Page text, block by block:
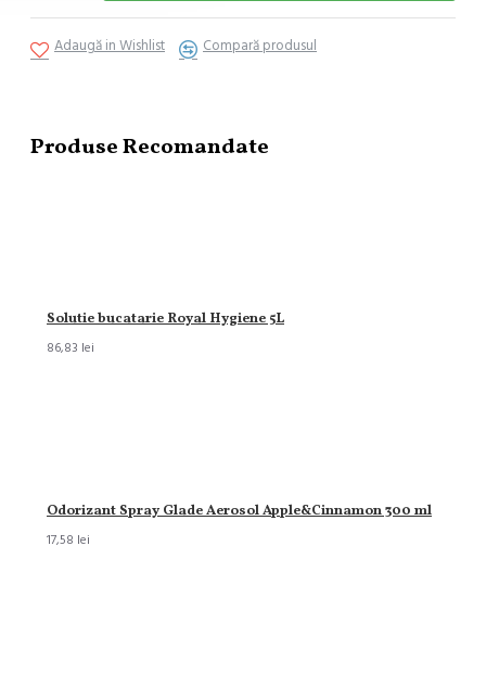
Adaugă in Wishlist Compară produsul
Produse Recomandate
Solutie bucatarie Royal Hygiene 5L
86,83 lei
Odorizant Spray Glade Aerosol Apple&Cinnamon 300 ml
17,58 lei